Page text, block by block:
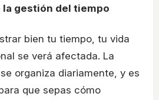
la gestión del tiempo
bien tu tiempo, tu vida
se verá afectada. La
organiza diariamente, y es
que sepas cómo